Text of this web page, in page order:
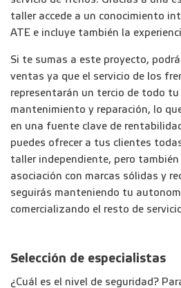
taller accede a un conocimiento
ATE e incluye también la
Si te sumas a este proyecto,
ventas ya que el servicio de los
representarán un tercio de todo
mantenimiento y reparación, lo
en una fuente clave de
puedes ofrecer a tus clientes
taller independiente, pero también
asociación con marcas sólidas y
seguirás manteniendo tu
comercializando el resto de
Selección de especialistas
¿Cuál es el nivel de seguridad?